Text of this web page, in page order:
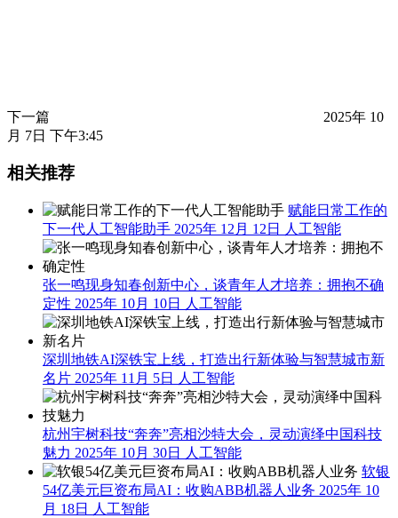
下一篇
2025年 10
月 7日 下午3:45
相关推荐
赋能日常工作的
下一代人工智能助手 2025年 12月 12日 人工智能
张一鸣现身知春创新中心，谈青年人才培养：拥抱不确
定性 2025年 10月 10日 人工智能
深圳地铁AI深铁宝上线，打造出行新体验与智慧城市新
名片 2025年 11月 5日 人工智能
杭州宇树科技“奔奔”亮相沙特大会，灵动演绎中国科技
魅力 2025年 10月 30日
人工智能
软银
54亿美元巨资布局AI：收购ABB机器人业务 2025年 10
月 18日
人工智能